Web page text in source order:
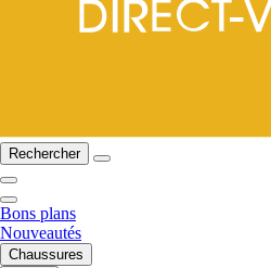
Rechercher
Bons plans
Nouveautés
Chaussures